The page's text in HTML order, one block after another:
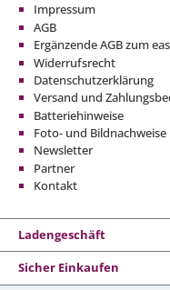
Impressum
AGB
Ergänzende AGB zum
Widerrufsrecht
Datenschutzerklärung
Versand und
Batteriehinweise
Foto- und Bildnachweise
Newsletter
Partner
Kontakt
Ladengeschäft
Sicher Einkaufen